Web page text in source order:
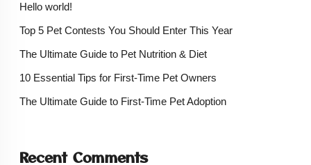
Hello world!
Top 5 Pet Contests You Should Enter This Year
The Ultimate Guide to Pet Nutrition & Diet
10 Essential Tips for First-Time Pet Owners
The Ultimate Guide to First-Time Pet Adoption
Recent Comments